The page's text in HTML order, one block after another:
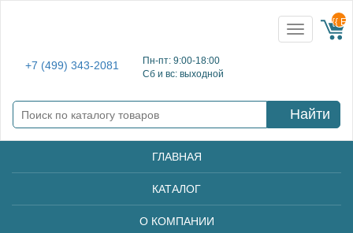
+7 (499) 343-2081
Пн-пт: 9:00-18:00
Сб и вс: выходной
Toggle
navigation
{{
Найти
ГЛАВНАЯ
КАТАЛОГ
О КОМПАНИИ